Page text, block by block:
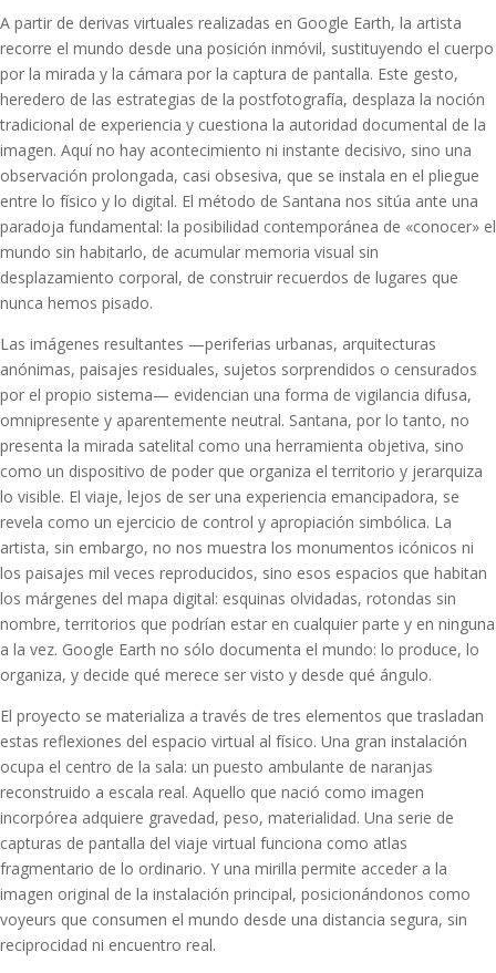
A partir de derivas virtuales realizadas en Google Earth, la artista
recorre el mundo desde una posición inmóvil, sustituyendo el cuerpo
por la mirada y la cámara por la captura de pantalla. Este gesto,
heredero de las estrategias de la postfotografía, desplaza la noción
tradicional de experiencia y cuestiona la autoridad documental de la
imagen. Aquí no hay acontecimiento ni instante decisivo, sino una
observación prolongada, casi obsesiva, que se instala en el pliegue
entre lo físico y lo digital. El método de Santana nos sitúa ante una
paradoja fundamental: la posibilidad contemporánea de «conocer» el
mundo sin habitarlo, de acumular memoria visual sin
desplazamiento corporal, de construir recuerdos de lugares que
nunca hemos pisado.
Las imágenes resultantes —periferias urbanas, arquitecturas
anónimas, paisajes residuales, sujetos sorprendidos o censurados
por el propio sistema— evidencian una forma de vigilancia difusa,
omnipresente y aparentemente neutral. Santana, por lo tanto, no
presenta la mirada satelital como una herramienta objetiva, sino
como un dispositivo de poder que organiza el territorio y jerarquiza
lo visible. El viaje, lejos de ser una experiencia emancipadora, se
revela como un ejercicio de control y apropiación simbólica. La
artista, sin embargo, no nos muestra los monumentos icónicos ni
los paisajes mil veces reproducidos, sino esos espacios que habitan
los márgenes del mapa digital: esquinas olvidadas, rotondas sin
nombre, territorios que podrían estar en cualquier parte y en ninguna
a la vez. Google Earth no sólo documenta el mundo: lo produce, lo
organiza, y decide qué merece ser visto y desde qué ángulo.
El proyecto se materializa a través de tres elementos que trasladan
estas reflexiones del espacio virtual al físico. Una gran instalación
ocupa el centro de la sala: un puesto ambulante de naranjas
reconstruido a escala real. Aquello que nació como imagen
incorpórea adquiere gravedad, peso, materialidad. Una serie de
capturas de pantalla del viaje virtual funciona como atlas
fragmentario de lo ordinario. Y una mirilla permite acceder a la
imagen original de la instalación principal, posicionándonos como
voyeurs que consumen el mundo desde una distancia segura, sin
reciprocidad ni encuentro real.